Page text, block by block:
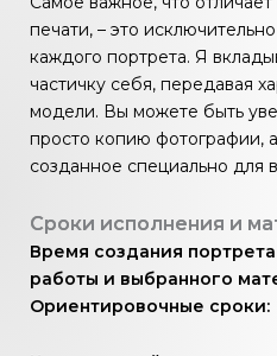
печати, – это
каждого портрета. Я
частичку себя, передавая
модели. Вы можете быть
просто копию фотографии,
созданное специально для
Сроки исполнения и
Время создания
работы и выбранного
Ориентировочные сроки: